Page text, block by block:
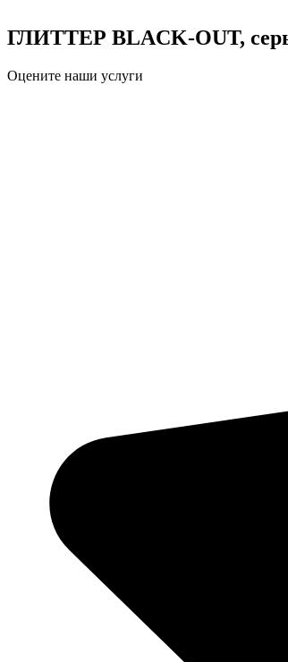
ГЛИТТЕР BLACK-OUT,
Оцените наши услуги